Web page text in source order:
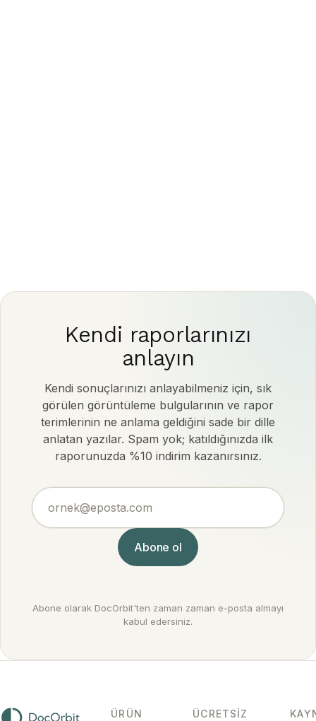
Kendi raporlarınızı
anlayın
Kendi sonuçlarınızı anlayabilmeniz için, sık
görülen görüntüleme bulgularının ve rapor
terimlerinin ne anlama geldiğini sade bir dille
anlatan yazılar. Spam yok; katıldığınızda ilk
raporunuzda %10 indirim kazanırsınız.
Abone ol
Abone olarak DocOrbit'ten zaman zaman e-posta almayı
kabul edersiniz.
ÜRÜN
ÜCRETSIZ